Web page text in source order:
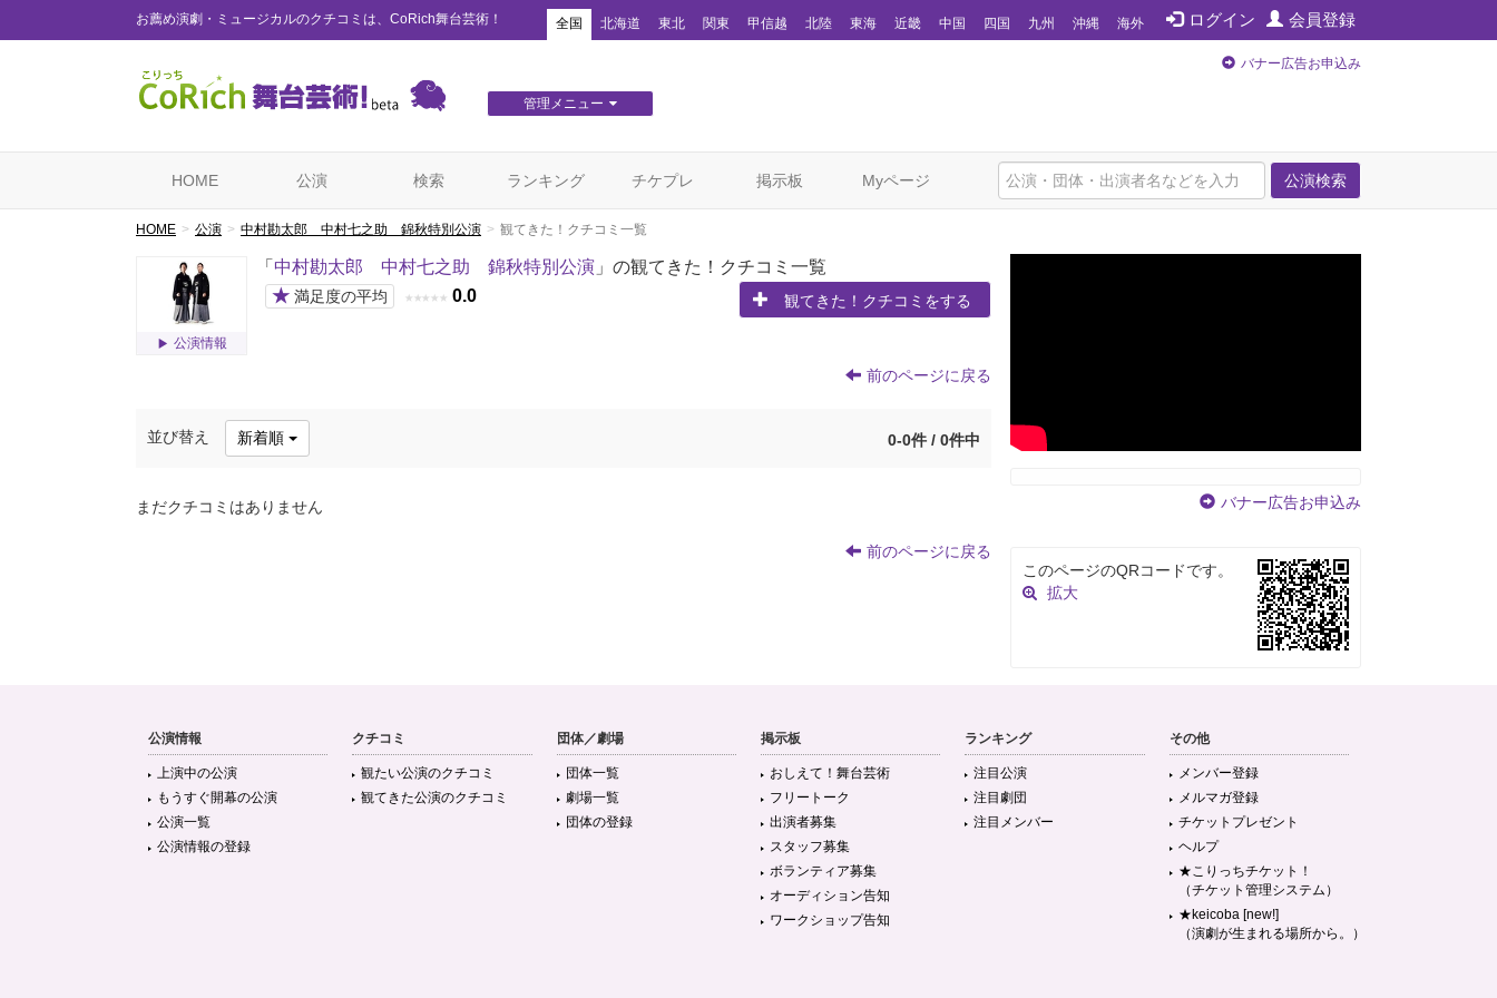
お薦め演劇・ミュージカルのクチコミは、CoRich舞台芸術！ ログイン 会員登録
全国 北海道 東北 関東 甲信越 北陸 東海 近畿 中国 四国 九州 沖縄 海外
管理メニュー
バナー広告お申込み
公演検索
HOME 公演 検索 ランキング チケプレ 掲示板 Myページ
HOME 公演 中村勘太郎 中村七之助 錦秋特別公演 観てきた！クチコミ一覧
公演情報
「 中村勘太郎 中村七之助 錦秋特別公演 」の観てきた！クチコミ一覧
★ 満足度の平均 ★ ★ ★ ★ ★ 0.0 観てきた！クチコミをする
前のページに戻る
並び替え 新着順 0-0件 / 0件中
まだクチコミはありません
前のページに戻る
バナー広告お申込み
このページのQRコードです。
拡大
公演情報
上演中の公演
もうすぐ開幕の公演
公演一覧
公演情報の登録
クチコミ
観たい公演のクチコミ
観てきた公演のクチコミ
団体／劇場
団体一覧
劇場一覧
団体の登録
掲示板
おしえて！舞台芸術
フリートーク
出演者募集
スタッフ募集
ボランティア募集
オーディション告知
ワークショップ告知
ランキング
注目公演
注目劇団
注目メンバー
その他
メンバー登録
メルマガ登録
チケットプレゼント
ヘルプ
★こりっちチケット！
（チケット管理システム）
★keicoba [new!]
（演劇が生まれる場所から。）